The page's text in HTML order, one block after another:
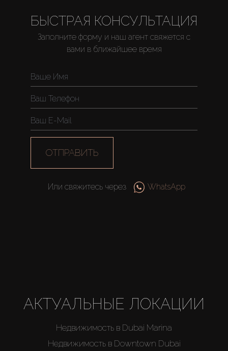
Продажа
Новостройки
AX Journal
БЫСТРАЯ КОНСУЛЬТАЦИЯ
Заполните форму и наш агент свяжется с
вами в ближайшее время
ОТПРАВИТЬ
Или свяжитесь через WhatsApp
АКТУАЛЬНЫЕ ЛОКАЦИИ
Недвижимость в Dubai Marina
Недвижимость в Downtown Dubai